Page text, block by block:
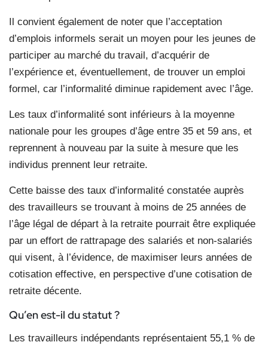
Il convient également de noter que l’acceptation
d’emplois informels serait un moyen pour les jeunes de
participer au marché du travail, d’acquérir de
l’expérience et, éventuellement, de trouver un emploi
formel, car l’informalité diminue rapidement avec l’âge.
Les taux d’informalité sont inférieurs à la moyenne
nationale pour les groupes d’âge entre 35 et 59 ans, et
reprennent à nouveau par la suite à mesure que les
individus prennent leur retraite.
Cette baisse des taux d’informalité constatée auprès
des travailleurs se trouvant à moins de 25 années de
l’âge légal de départ à la retraite pourrait être expliquée
par un effort de rattrapage des salariés et non-salariés
qui visent, à l’évidence, de maximiser leurs années de
cotisation effective, en perspective d’une cotisation de
retraite décente.
Qu’en est-il du statut ?
Les travailleurs indépendants représentaient 55,1 % de